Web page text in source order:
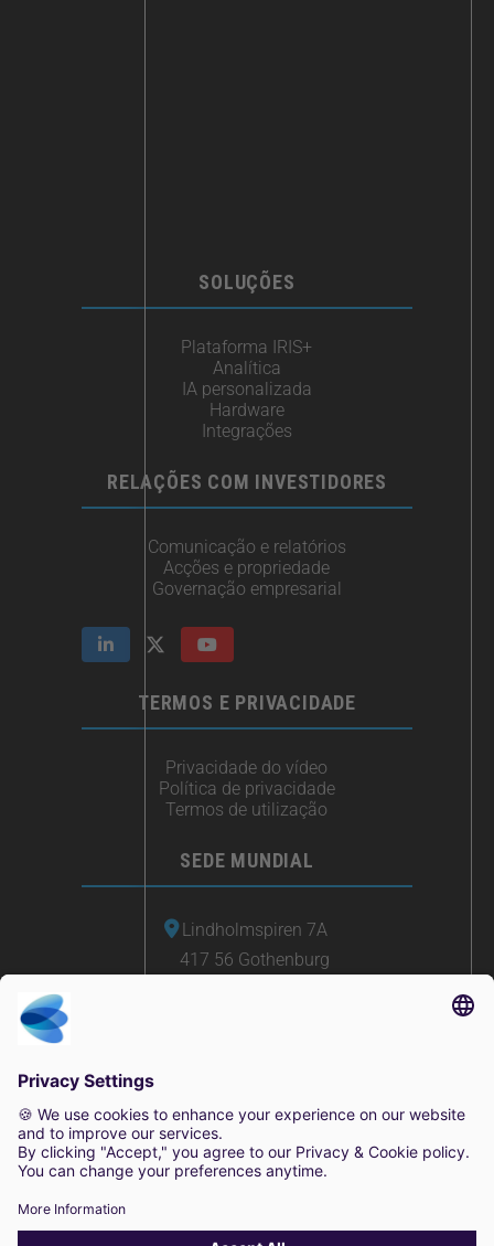
SOLUÇÕES
Plataforma IRIS+
Analítica
IA personalizada
Hardware
Integrações
RELAÇÕES COM INVESTIDORES
Comunicação e relatórios
Acções e propriedade
Governação empresarial
TERMOS E PRIVACIDADE
Privacidade do vídeo
Política de privacidade
Termos de utilização
SEDE MUNDIAL
Lindholmspiren 7A
417 56 Gothenburg
© 2025 Irisity AB. Todos os direitos reservados.